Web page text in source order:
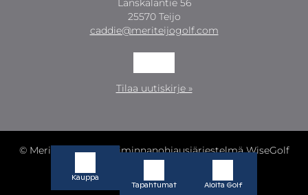
Kauppa
Tapahtumat
Aloita Golf
Lanskalantie 56
25570 Teijo
caddie@meriteijogolf.com
Tilaa uutiskirje »
© Meri-Teijo Golf | ToiminnanohjausjärjestelmäWiseGolf
powered byWiseNetwork
Tietosuojaseloste
| Evästeet